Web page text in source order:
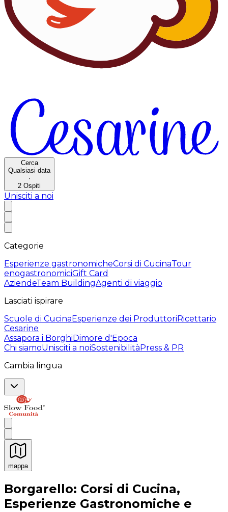
Cerca
Qualsiasi data
·
2 Ospiti
Unisciti a noi
Categorie
Esperienze gastronomicheCorsi di CucinaTour
enogastronomiciGift Card
AziendeTeam BuildingAgenti di viaggio
Lasciati ispirare
Scuole di CucinaEsperienze dei ProduttoriRicettario
Cesarine
Assapora i BorghiDimore d'Epoca
Chi siamoUnisciti a noiSostenibilitàPress & PR
Cambia lingua
mappa
Esperienze culinarie indimenticabili: Esperienze
Borgarello: Corsi di Cucina,
Esperienze Gastronomiche e